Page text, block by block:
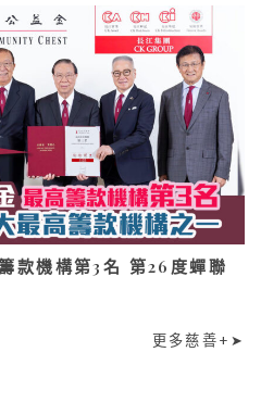
款機構第3名 第26度蟬聯
更多慈善+➤